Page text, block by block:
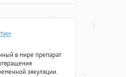
в мире препарат
эякуляции.